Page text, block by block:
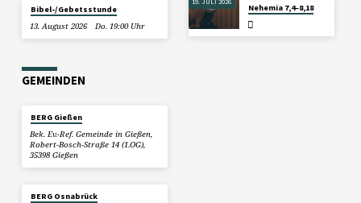
Bibel-/Gebetsstunde
13. August 2026
Do. 19:00 Uhr
Nehemia 7,4–8,18
GEMEINDEN
BERG Gießen
Bek. Ev.-Ref. Gemeinde in Gießen,
Robert-Bosch-Straße 14 (1.OG),
35398 Gießen
BERG Osnabrück